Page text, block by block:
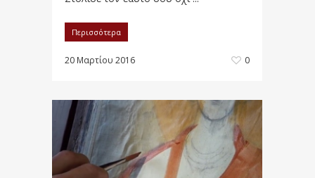
Περισσότερα
20 Μαρτίου 2016 0